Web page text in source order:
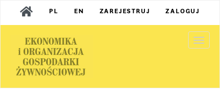
Main
Navigation
Content
Sidebar
PL EN ZAREJESTRUJ ZALOGUJ